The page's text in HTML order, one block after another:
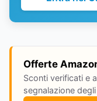
Offerte
Sconti verificati e
segnalazione